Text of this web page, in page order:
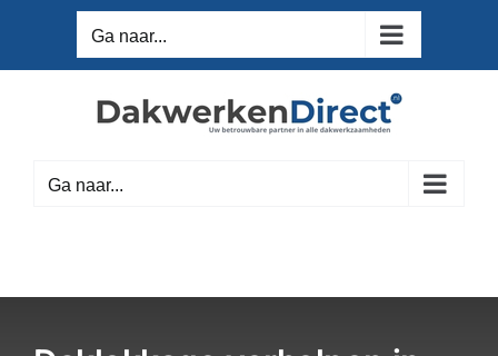
inhoud
Ga naar...
Ga naar...